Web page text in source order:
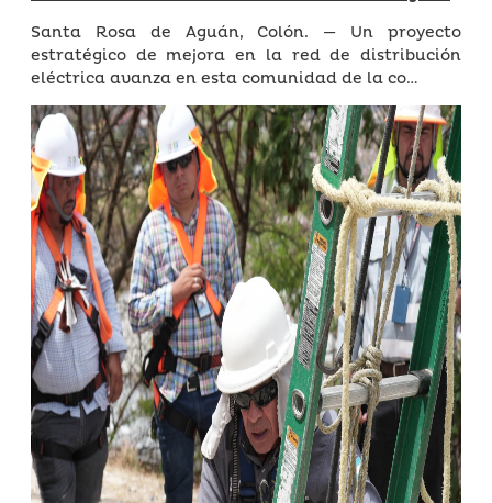
Santa Rosa de Aguán, Colón. — Un proyecto
estratégico de mejora en la red de distribución
eléctrica avanza en esta comunidad de la co…